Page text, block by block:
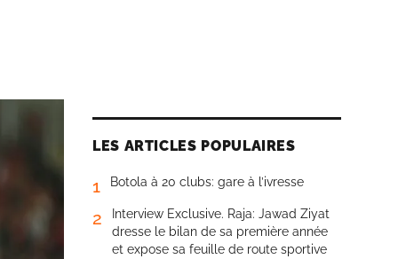
LES ARTICLES POPULAIRES
1 Botola à 20 clubs: gare à l’ivresse
2
Interview Exclusive. Raja: Jawad Ziyat
dresse le bilan de sa première année
et expose sa feuille de route sportive